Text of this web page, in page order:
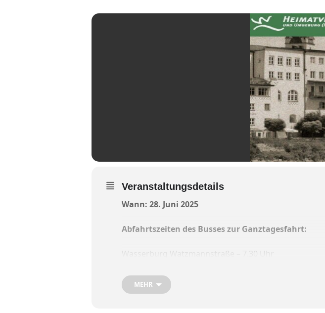
Veranstaltungsdetails
Wann: 28. Juni 2025
Abfahrtszeiten des Busses zur Ganztagesfahrt:
Wasserburg Watzmannstraße – 7.30 Uhr
St. Konrad/Ponschabaustraße – 7.35 Uhr
MEHR